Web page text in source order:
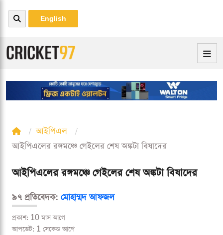
English
আইপিএল
আইপিএলের রঙ্গমঞ্চে গেইলের শেষ অঙ্কটা বিষাদের
আইপিএলের রঙ্গমঞ্চে গেইলের শেষ অঙ্কটা বিষাদের
৯৭ প্রতিবেদক: মোহাম্মদ আফজল
প্রকাশ: 10 মাস আগে
আপডেট: 1 সেকেন্ড আগে